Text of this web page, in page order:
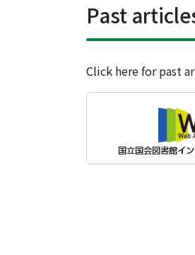
Past
Click here for past